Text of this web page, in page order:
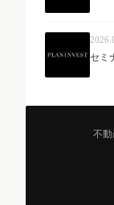
セミ
不